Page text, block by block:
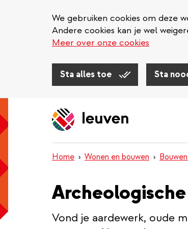
We gebruiken cookies om deze
Andere cookies kan je wel
Meer over onze cookies
Sta alles toe Sta
Home Wonen en bouwen
Vond je aardewerk, oude